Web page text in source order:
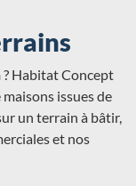
? Habitat Concept
issues de
un terrain à bâtir,
et nos